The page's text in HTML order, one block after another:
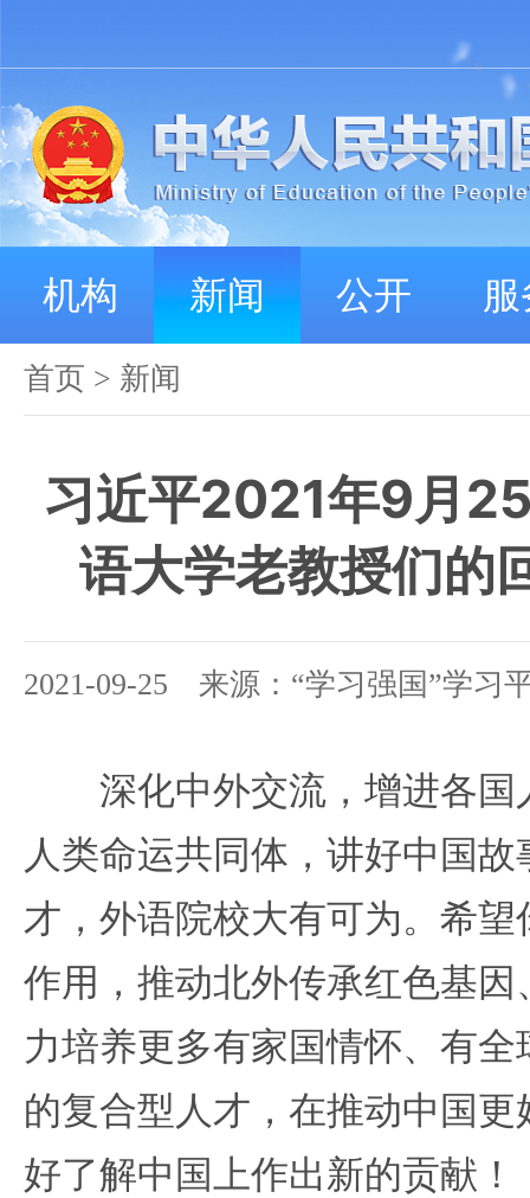
机构 新闻 公开
首页 > 新闻
习近平2021年9月
语大学老教授们的
2021-09-25 来源：“学习强国”学习
深化中外交流，增进各国
人类命运共同体，讲好中国
才，外语院校大有可为。希
作用，推动北外传承红色基
力培养更多有家国情怀、有
的复合型人才，在推动中国
好了解中国上作出新的贡献！